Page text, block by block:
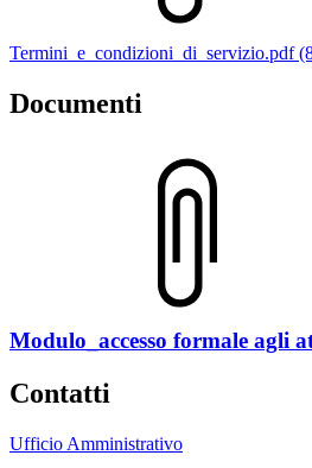
Termini_e_condizioni_di_servizio.pdf
Documenti
Modulo_accesso formale agli
Contatti
Ufficio Amministrativo